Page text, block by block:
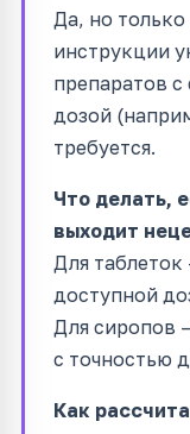
Да, но
инструкции
препаратов
дозой
требуется.
Что делать,
выходит
Для
доступной
Для сиропов
с точностью
Как